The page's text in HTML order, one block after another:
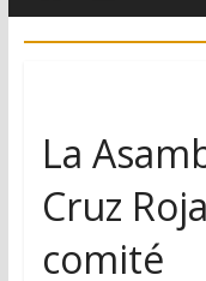
La
Cruz
comité